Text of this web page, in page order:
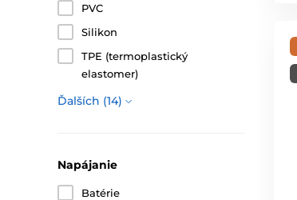
PVC
Silikon
TPE (termoplastický
elastomer)
Ďalších (14)
Napájanie
Batérie